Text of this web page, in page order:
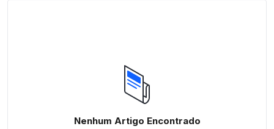
Nenhum Artigo Encontrado